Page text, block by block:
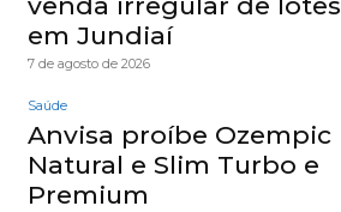
em Jundiaí
7 de agosto de 2026
Saúde
Anvisa proíbe Ozempic
Natural e Slim Turbo e
Premium